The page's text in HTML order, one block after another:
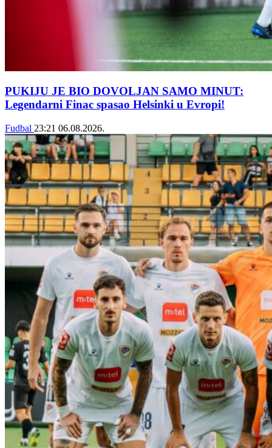
PUKIJU JE BIO DOVOLJAN SAMO MINUT:
Legendarni Finac spasao Helsinki u Evropi!
Fudbal 23:21 06.08.2026.